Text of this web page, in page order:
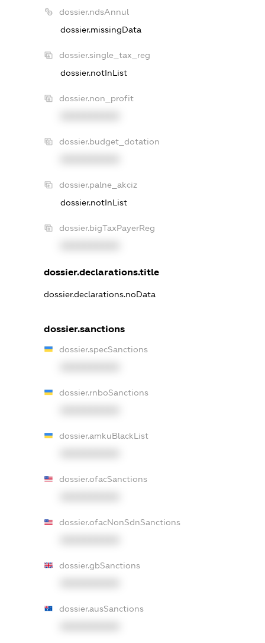
dossier.ndsAnnul
dossier.missingData
dossier.single_tax_reg
dossier.notInList
dossier.non_profit
dossier.budget_dotation
dossier.palne_akciz
dossier.notInList
dossier.bigTaxPayerReg
dossier.declarations.title
dossier.declarations.noData
dossier.sanctions
dossier.specSanctions
dossier.rnboSanctions
dossier.amkuBlackList
dossier.ofacSanctions
dossier.ofacNonSdnSanctions
dossier.gbSanctions
dossier.ausSanctions